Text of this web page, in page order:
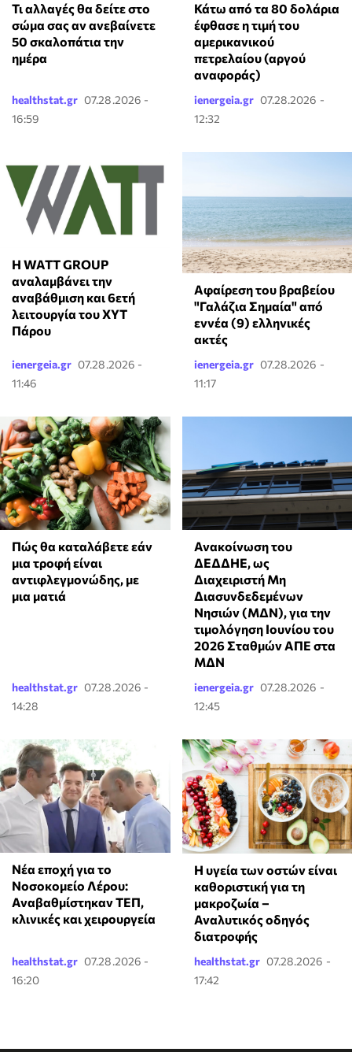
Τι αλλαγές θα δείτε στο
σώμα σας αν ανεβαίνετε
50 σκαλοπάτια την
ημέρα
healthstat.gr 07.28.2026 -
16:59
Κάτω από τα 80 δολάρια
έφθασε η τιμή του
αμερικανικού
πετρελαίου (αργού
αναφοράς)
ienergeia.gr 07.28.2026 -
12:32
Η WATT GROUP
αναλαμβάνει την
αναβάθμιση και 6ετή
λειτουργία του ΧΥΤ
Πάρου
ienergeia.gr 07.28.2026 -
11:46
Αφαίρεση του βραβείου
"Γαλάζια Σημαία" από
εννέα (9) ελληνικές
ακτές
ienergeia.gr 07.28.2026 -
11:17
Πώς θα καταλάβετε εάν
μια τροφή είναι
αντιφλεγμονώδης, με
μια ματιά
healthstat.gr 07.28.2026 -
14:28
Ανακοίνωση του
ΔΕΔΔΗΕ, ως
Διαχειριστή Μη
Διασυνδεδεμένων
Νησιών (ΜΔΝ), για την
τιμολόγηση Ιουνίου του
2026 Σταθμών ΑΠΕ στα
ΜΔΝ
ienergeia.gr 07.28.2026 -
12:45
Νέα εποχή για το
Νοσοκομείο Λέρου:
Αναβαθμίστηκαν ΤΕΠ,
κλινικές και χειρουργεία
healthstat.gr 07.28.2026 -
16:20
Η υγεία των οστών είναι
καθοριστική για τη
μακροζωία –
Αναλυτικός οδηγός
διατροφής
healthstat.gr 07.28.2026 -
17:42